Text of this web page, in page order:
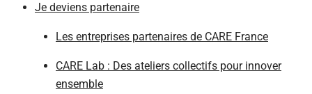
Je deviens partenaire
Les entreprises partenaires de CARE France
CARE Lab : Des ateliers collectifs pour innover
ensemble